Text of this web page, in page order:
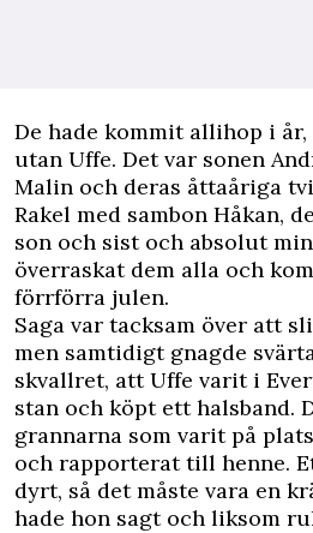
De hade kommit allihop i
utan Uffe. Det var sonen
Malin och deras åttaåriga
Rakel med sambon Håkan,
son och sist och absolut
överraskat dem alla och
förrförra julen.
Saga var tacksam över att
men samtidigt gnagde
skvallret, att Uffe varit i
stan och köpt ett halsband.
grannarna som varit på
och rapporterat till henne.
dyrt, så det måste vara en
hade hon sagt och liksom